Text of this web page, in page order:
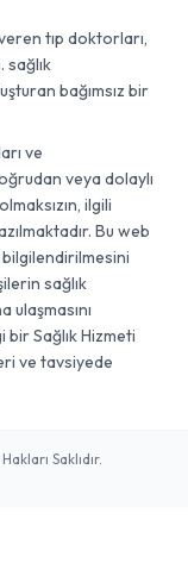
tıp doktorları,
bağımsız bir
ve
veya dolaylı
ilgili
Bu web
bilgilendirilmesini
sağlık
bir Sağlık Hizmeti
ve tavsiyede
Saklıdır.